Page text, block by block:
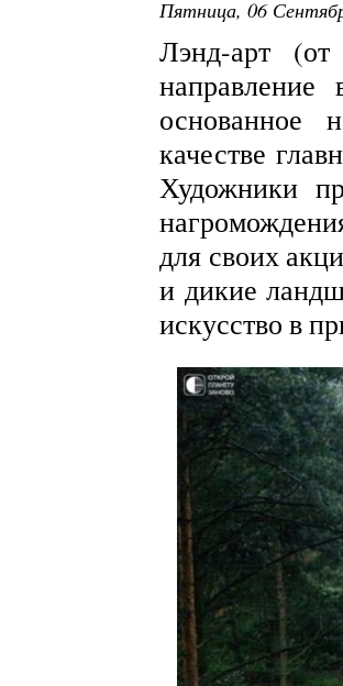
Пятница, 06
Лэнд-арт
основанное
качестве
Художники
для своих
и дикие
искусство в